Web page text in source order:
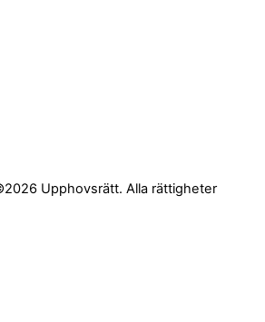
Upphovsrätt. Alla rättigheter